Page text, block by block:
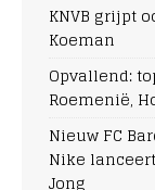
KNVB grijpt
Koeman
Opvallend:
Roemenië,
Nieuw FC
Nike
Jong